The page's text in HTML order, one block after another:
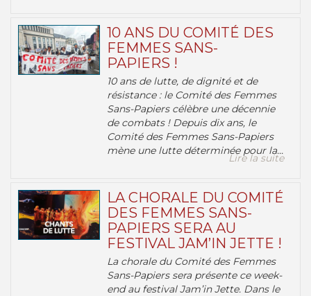
10 ANS DU COMITÉ DES
FEMMES SANS-
PAPIERS !
10 ans de lutte, de dignité et de
résistance : le Comité des Femmes
Sans-Papiers célèbre une décennie
de combats ! Depuis dix ans, le
Comité des Femmes Sans-Papiers
mène une lutte déterminée pour la...
Lire la suite
LA CHORALE DU COMITÉ
DES FEMMES SANS-
PAPIERS SERA AU
FESTIVAL JAM’IN JETTE !
La chorale du Comité des Femmes
Sans-Papiers sera présente ce week-
end au festival Jam’in Jette. Dans le